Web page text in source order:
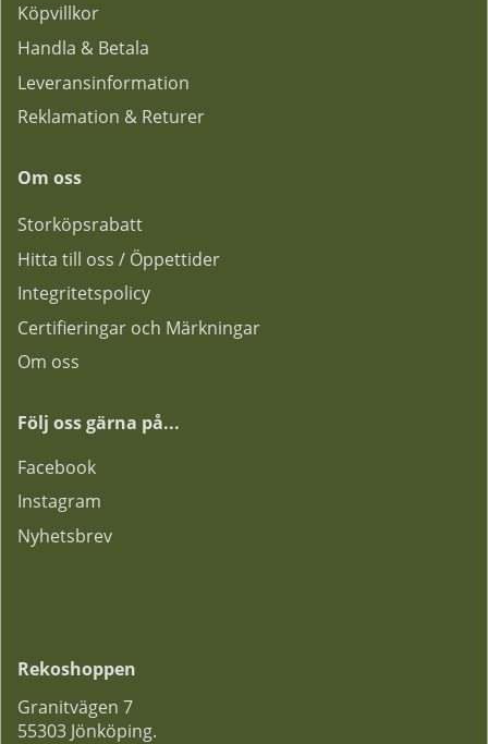
Köpvillkor
Handla & Betala
Leveransinformation
Reklamation & Returer
Om oss
Storköpsrabatt
Hitta till oss / Öppettider
Integritetspolicy
Certifieringar och Märkningar
Om oss
Följ oss gärna på...
Facebook
Instagram
Nyhetsbrev
Rekoshoppen
Granitvägen 7
55303 Jönköping.